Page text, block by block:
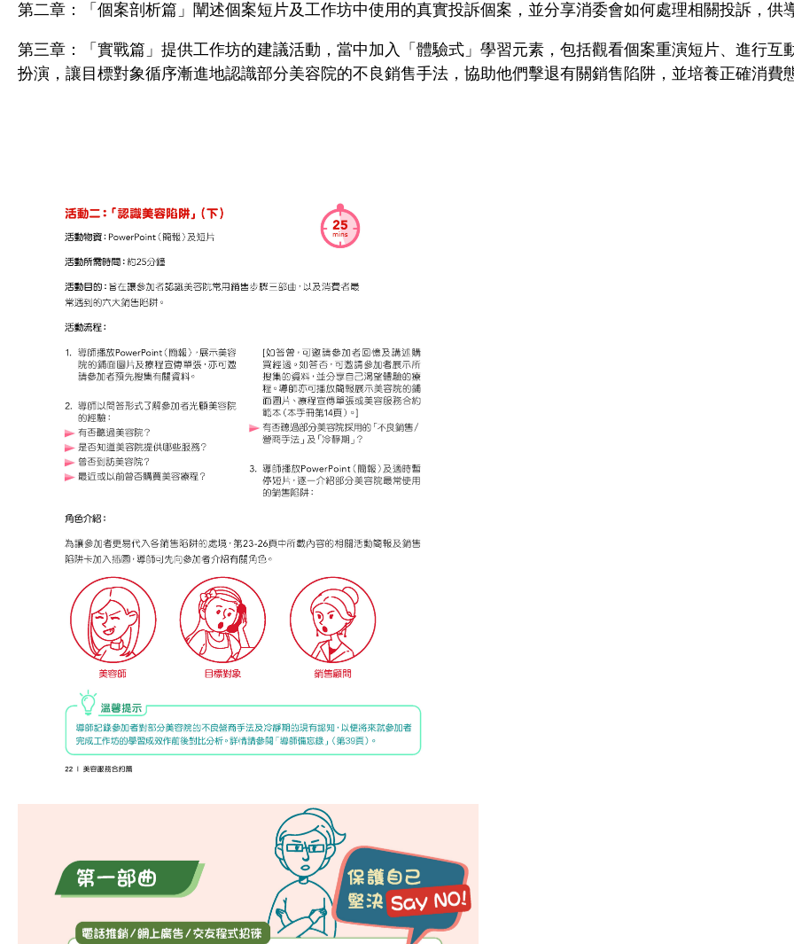
第二章：「個案剖析篇」闡述個案短片及工作坊中使用的真實投訴個案，並分享消委會如何處理相關投訴，供
第三章：「實戰篇」提供工作坊的建議活動，當中加入「體驗式」學習元素，包括觀看個案重演短片、進行互
扮演，讓目標對象循序漸進地認識部分美容院的不良銷售手法，協助他們擊退有關銷售陷阱，並培養正確消費